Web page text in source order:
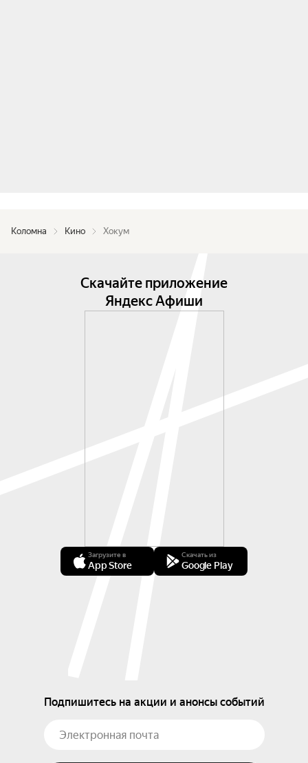
Коломна Кино Хокум
Скачайте приложение
Яндекс Афиши
Загрузите в
App Store
Скачать из
Google Play
Подпишитесь на акции и анонсы событий